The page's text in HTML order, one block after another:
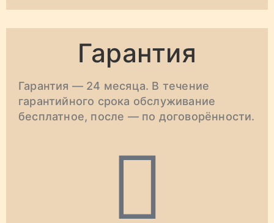
Гарантия
Гарантия — 24 месяца. В течение
гарантийного срока обслуживание
бесплатное, после — по договорённости.